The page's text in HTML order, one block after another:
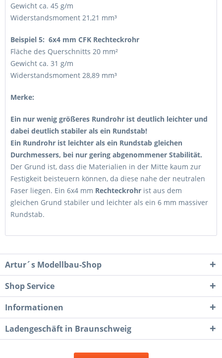
Gewicht ca. 45 g/m
Widerstandsmoment 21,21 mm³
Beispiel 5: 6x4 mm CFK Rechteckrohr
Fläche des Querschnitts 20 mm²
Gewicht ca. 31 g/m
Widerstandsmoment 28,89 mm³
Merke:
Ein nur wenig größeres Rundrohr ist deutlich leichter und
dabei deutlich stabiler als ein Rundstab!
Ein Rundrohr ist leichter als ein Rundstab gleichen
Durchmessers, bei nur gering abgenommener Stabilität.
Der Grund ist, dass die Materialien in der Mitte kaum zur
Festigkeit beisteuern können, da diese nahe der neutralen
Faser liegen. Ein 6x4 mm Rechteckrohr ist aus dem
gleichen Grund stabiler und leichter als ein 6 mm massiver
Rundstab.
Artur´s Modellbau-Shop
Shop Service
Informationen
Ladengeschäft in Braunschweig